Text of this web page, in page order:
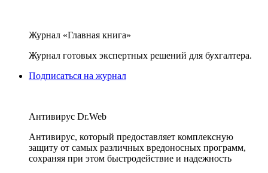
Журнал «Главная книга»
Журнал готовых экспертных решений для бухгалтера.
Подписаться на журнал
Антивирус Dr.Web
Антивирус, который предоставляет комплексную
защиту от самых различных вредоносных программ,
сохраняя при этом быстродействие и надежность